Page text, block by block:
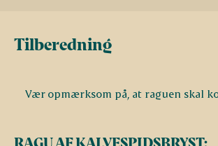
Tilberedning
RAGU AF KALVESPIDSBRYST: